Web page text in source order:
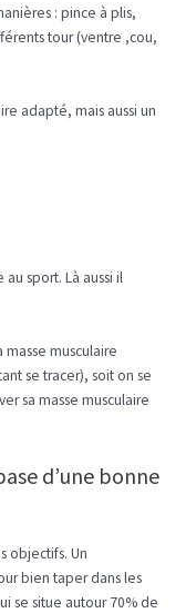
: pince à plis,
tour (ventre ,cou,
adapté, mais aussi un
sport. Là aussi il
musculaire
se tracer), soit on se
sa masse musculaire
d’une bonne
objectifs. Un
bien taper dans les
se situe autour 70% de